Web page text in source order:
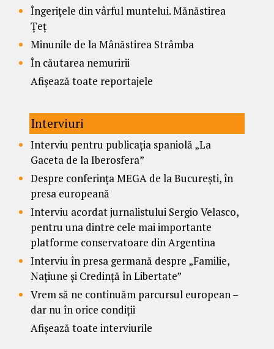
Îngerițele din vârful muntelui. Mănăstirea
Țeț
Minunile de la Mânăstirea Strâmba
În căutarea nemuririi
Afișează toate reportajele
Interviuri
Interviu pentru publicația spaniolă „La
Gaceta de la Iberosfera”
Despre conferința MEGA de la București, în
presa europeană
Interviu acordat jurnalistului Sergio Velasco,
pentru una dintre cele mai importante
platforme conservatoare din Argentina
Interviu în presa germană despre „Familie,
Națiune și Credință în Libertate”
Vrem să ne continuăm parcursul european –
dar nu în orice condiții
Afișează toate interviurile